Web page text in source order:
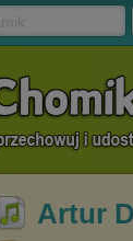
Artur